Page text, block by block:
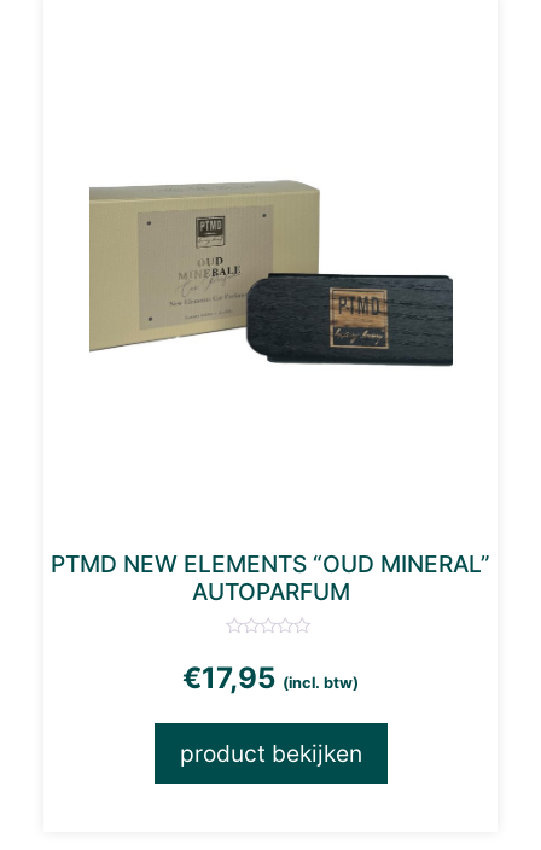
PTMD NEW ELEMENTS “OUD MINERAL”
AUTOPARFUM
€17,95 (incl. btw)
product bekijken